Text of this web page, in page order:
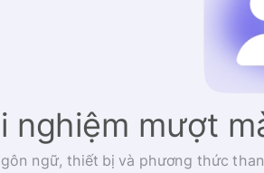
nghiệm mượt
ngữ, thiết bị và phương thức